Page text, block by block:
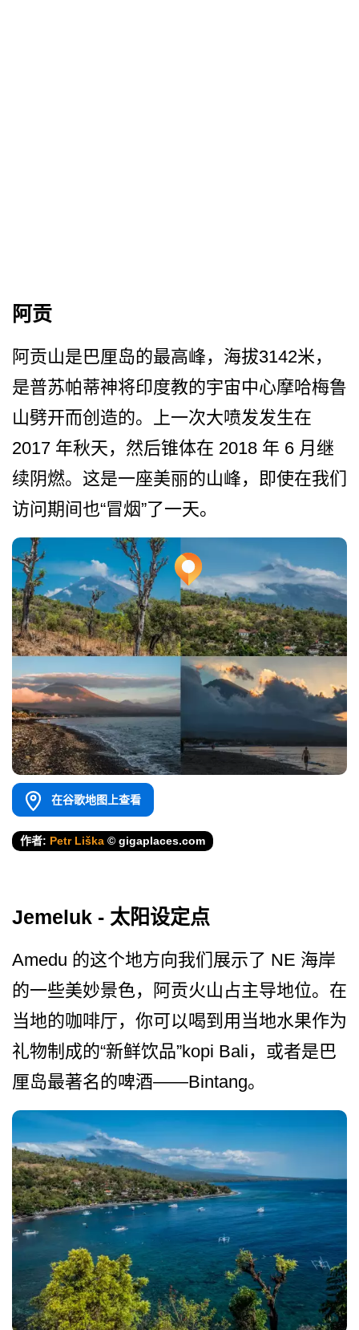
阿贡
阿贡山是巴厘岛的最高峰，海­拔3142米，
是普苏帕蒂神将印度教的宇宙中心摩哈­梅鲁
山劈开而创造的。上一次大喷发发生在
2017 年秋天，然后锥体在 2018 年 6 月继
续阴燃。这是一座美丽的­山峰，即使在我们
访问期间也“冒烟”了一天。
在谷歌地图上查看
作者: Petr Liška © gigaplaces.com
Jemeluk - 太阳设定点
Amedu 的这个地方向我们展示了 NE 海岸
的一些美妙景色，阿贡火­山占主导地位。在
当地的咖啡厅，你可以喝到用当地水­果作为
礼物制成的“新鲜饮品”ko­pi Bali，或者是巴
厘岛最著名的啤酒——Bintang。